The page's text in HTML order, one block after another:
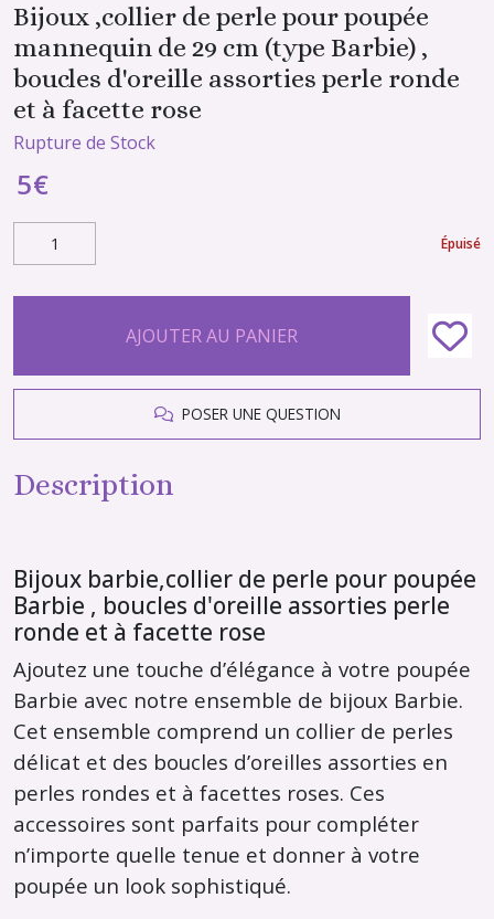
Bijoux ,collier de perle pour poupée
mannequin de 29 cm (type Barbie) ,
boucles d'oreille assorties perle ronde
et à facette rose
Rupture de Stock
5€
Épuisé
AJOUTER AU PANIER
POSER UNE QUESTION
Description
Bijoux barbie,collier de perle pour poupée
Barbie , boucles d'oreille assorties perle
ronde et à facette rose
Ajoutez une touche d’élégance à votre poupée
Barbie avec notre ensemble de bijoux Barbie.
Cet ensemble comprend un collier de perles
délicat et des boucles d’oreilles assorties en
perles rondes et à facettes roses. Ces
accessoires sont parfaits pour compléter
n’importe quelle tenue et donner à votre
poupée un look sophistiqué.